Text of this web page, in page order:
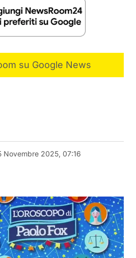
su Google News
Novembre 2025, 07:16